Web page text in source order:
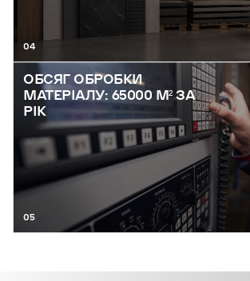
04
ОБСЯГ ОБРОБКИ
МАТЕРІАЛУ: 65000 М² ЗА
РІК
05